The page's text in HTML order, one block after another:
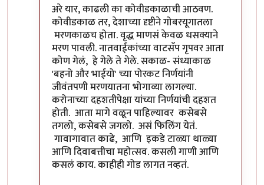
In reply toअनेकदा मला खंत वाटते!byकांदा लिंबू
अरे यार, काढली का कोवीडकाळाची आठवण.
कोवीडकाळ तर, देशाच्या दृष्टीने गोबरयूगातला
मरणकाळच होता. वृद्ध माणसं केवळ धसक्याने
मरण पावली. नातवाईकांच्या वाटसॅप गृपवर आता
कोण गेलं, हे गेले ते गेले. सकाळ- संध्याकाळ
'बहनो और भाईयो' च्या पोरकट निर्णयांनी
जीवंतपणी मरणयातना भोगाव्या लागल्या.
करोनाच्या दहशतीपेक्षा यांच्या निर्णयांची दहशत
होती. आता मागे वळून पाहिल्यावर कसेबसे
तगलो, कसेबसे जगलो. असं फिलिंग येतं.
गावागावात काढे, आणि इकडे टाळ्या थाळ्या
आणि दिवाबत्तीचा महोत्सव. कसली गाणी आणि
कसलं काय. काहीही गोड लागत नव्हतं.